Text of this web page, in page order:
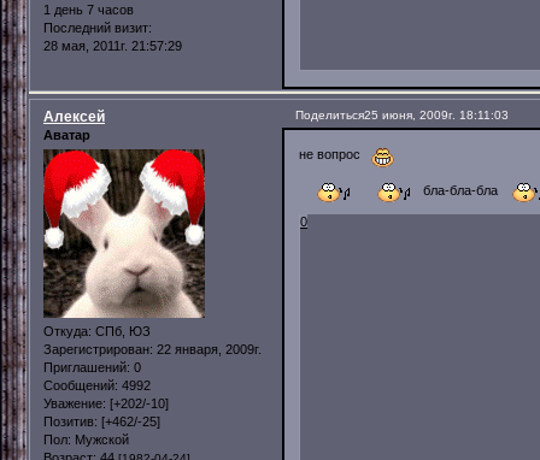
1 день 7 часов
Последний визит:
28 мая, 2011г. 21:57:29
Поделиться25 июня, 2009г. 18:11:03
Алексей
Аватар
Откуда: СПб, ЮЗ
Зарегистрирован: 22 января, 2009г.
Приглашений: 0
Сообщений: 4992
Уважение: [+202/-10]
Позитив: [+462/-25]
Пол: Мужской
не вопрос
бла-бла-бла
0